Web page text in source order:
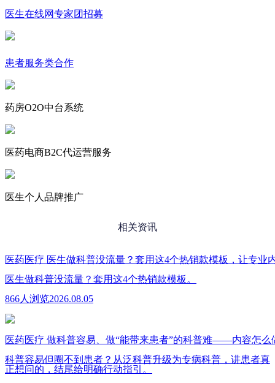
医生在线网专家团招募
患者服务类合作
药房O2O中台系统
医药电商B2C代运营服务
医生个人品牌推广
相关资讯
医药医疗 医生做科普没流量？套用这4个热销款模板，让专业
医生做科普没流量？套用这4个热销款模板。
866人浏览2026.08.05
医药医疗 做科普容易、做“能带来患者”的科普难——内容怎么
科普容易但圈不到患者？从泛科普升级为专病科普，讲患者真
正想问的，结尾给明确行动指引。